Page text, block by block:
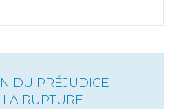
DU PRÉJUDICE
RUPTURE